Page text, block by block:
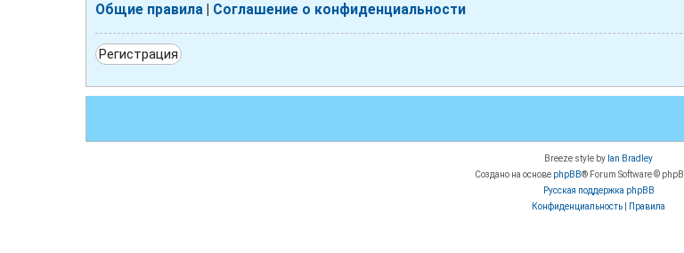
Общие правила Соглашение о конфиденциальности
Регистрация
Breeze style by Ian Bradley
Создано на основе phpBB® Forum Software ©
Русская поддержка phpBB
Конфиденциальность
Правила